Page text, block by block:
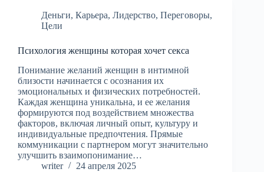
Деньги, Карьера, Лидерство, Переговоры,
Цели
Психология женщины которая хочет секса
Понимание желаний женщин в интимной
близости начинается с осознания их
эмоциональных и физических потребностей.
Каждая женщина уникальна, и ее желания
формируются под воздействием множества
факторов, включая личный опыт, культуру и
индивидуальные предпочтения. Прямые
коммуникации с партнером могут значительно
улучшить взаимопонимание…
writer
24 апреля 2025